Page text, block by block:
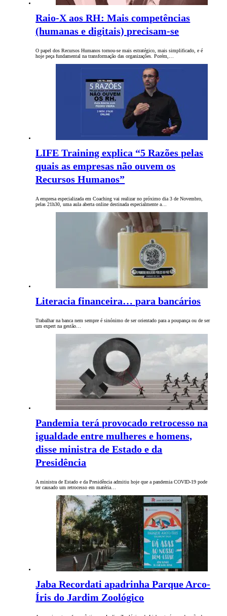
Raio-X aos RH: Mais competências
(humanas e digitais) precisam-se
O papel dos Recursos Humanos tornou-se mais estratégico, mais simplificado, e é
hoje peça fundamental na transformação das organizações. Porém,…
LIFE Training explica “5 Razões pelas
quais as empresas não ouvem os
Recursos Humanos”
A empresa especializada em Coaching vai realizar no próximo dia 3 de Novembro,
pelas 21h30, uma aula aberta online destinada especialmente a…
Literacia financeira… para bancários
Trabalhar na banca nem sempre é sinónimo de ser orientado para a poupança ou de ser
um expert na gestão…
Pandemia terá provocado retrocesso na
igualdade entre mulheres e homens,
disse ministra de Estado e da
Presidência
A ministra de Estado e da Presidência admitiu hoje que a pandemia COVID-19 pode
ter causado um retrocesso em matéria…
Jaba Recordati apadrinha Parque Arco-
Íris do Jardim Zoológico